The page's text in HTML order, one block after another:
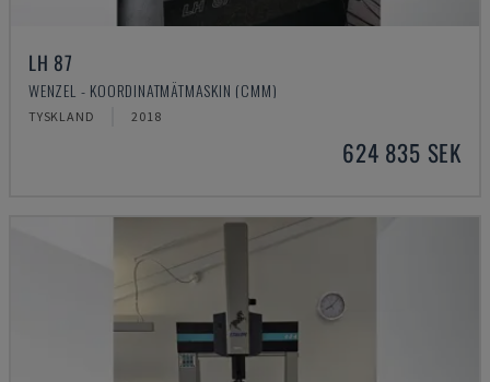
LH 87
WENZEL - KOORDINATMÄTMASKIN (CMM)
TYSKLAND 2018
624 835 SEK